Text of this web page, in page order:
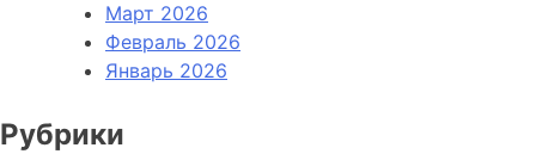
Март 2026
Февраль 2026
Январь 2026
Рубрики